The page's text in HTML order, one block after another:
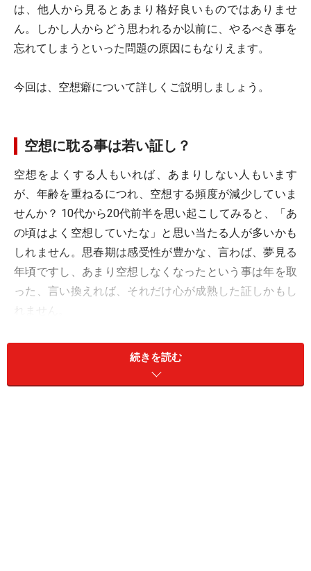
は、他人から見るとあまり格好良いものではありませ
ん。しかし人からどう思われるか以前に、やるべき事を
忘れてしまうといった問題の原因にもなりえます。
今回は、空想癖について詳しくご説明しましょう。
空想に耽る事は若い証し？
空想をよくする人もいれば、あまりしない人もいます
が、年齢を重ねるにつれ、空想する頻度が減少していま
せんか？ 10代から20代前半を思い起こしてみると、「あ
の頃はよく空想していたな」と思い当たる人が多いかも
しれません。思春期は感受性が豊かな、言わば、夢見る
年頃ですし、あまり空想しなくなったという事は年を取
った、言い換えれば、それだけ心が成熟した証しかもし
れません。
空想自体は人によってはなかなか楽しいものですし、使
い方によっては役にも立ちます。例えば、仕事中に辛さ
を感じている時、何か楽しい事、例えば、休暇中に南の
続きを読む